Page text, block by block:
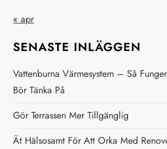
r
i
n
g
« apr
SENASTE INLÄGGEN
Vattenburna Värmesystem – Så
Bör Tänka På
Gör Terrassen Mer Tillgänglig
Ät Hälsosamt För Att Orka Med